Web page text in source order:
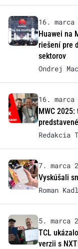
16. marca
Huawei na
riešení pre
sektorov
Ondrej
16. marca
MWC
Redakcia
7. marca
Vyskúšali
Roman
5. marca
TCL
verzii s